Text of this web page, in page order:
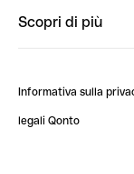
PowerUp
StrongHer
Scopri di più
Blog
Informativa sulla
legali Qonto